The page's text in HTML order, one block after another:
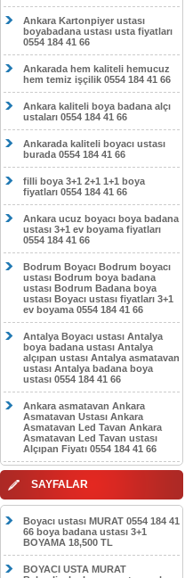
Ankara Kartonpiyer ustası
boyabadana ustası usta fiyatları
0554 184 41 66
Ankarada hem kaliteli hemucuz
hem temiz işçilik 0554 184 41 66
Ankara kaliteli boya badana alçı
ustaları 0554 184 41 66
Ankarada kaliteli boyacı ustası
burada 0554 184 41 66
filli boya 3+1 2+1 1+1 boya
fiyatları 0554 184 41 66
Ankara ucuz boyacı boya badana
ustası 3+1 ev boyama fiyatları
0554 184 41 66
Bodrum Boyacı Bodrum boyacı
ustası Bodrum boya badana
ustası Bodrum Badana boya
ustası Boyacı ustası fiyatları 3+1
ev boyama 0554 184 41 66
Antalya Boyacı ustası Antalya
boya badana ustası Antalya
alçıpan ustası Antalya asmatavan
ustası Antalya badana boya
ustası 0554 184 41 66
Ankara asmatavan Ankara
Asmatavan Ustası Ankara
Asmatavan Led Tavan Ankara
Asmatavan Led Tavan ustası
Alçıpan Fiyatı 0554 184 41 66
SAYFALAR
Boyacı ustası MURAT 0554 184 41
66 boya badana ustası 3+1
BOYAMA 18,500 TL
BOYACI USTA MURAT